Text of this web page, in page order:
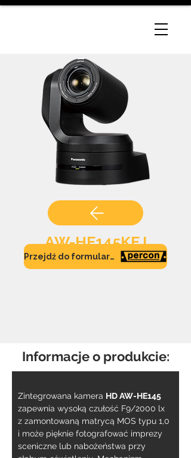
AW-HE145KEJ
Przejdź do formularza
Informacje o produkcie:
Zintegrowana kamera HD AW-HE145
zapewnia wysoką czułość F9/2000 lx
z zamontowaną matrycą MOS typu 1,0
i może pięknie fotografować imprezy
sceniczne lub nabożeństwa przy